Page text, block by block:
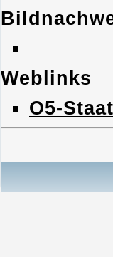
Weblinks
O5-